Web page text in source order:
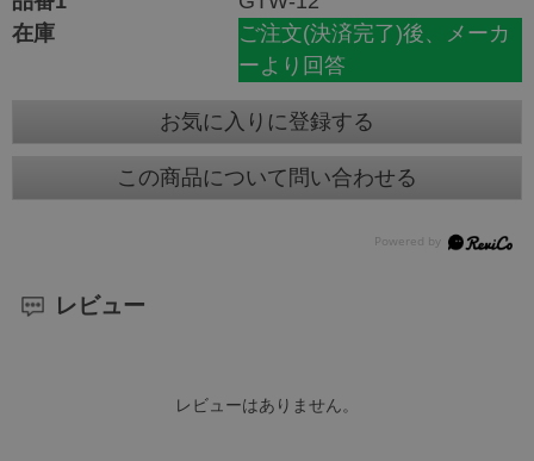
在庫
ご注文(決済完了)後、メーカ
ーより回答
お気に入りに登録する
この商品について問い合わせる
レビュー
レビューはありません。